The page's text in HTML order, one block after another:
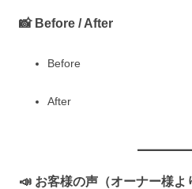
📸 Before / After
Before
After
📣 お客様の声（オーナー様よ